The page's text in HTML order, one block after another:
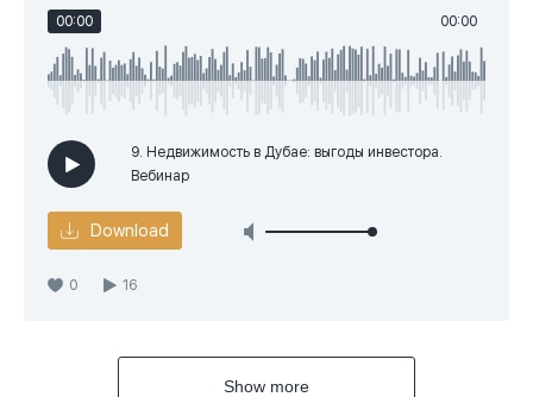
00:00 00:00
9. Недвижимость в Дубае: выгоды инвестора.
Вебинар
Download
0 16
Show more